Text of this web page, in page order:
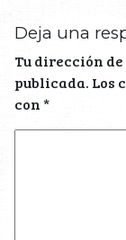
Deja una
Tu dirección
publicada. Los
con*